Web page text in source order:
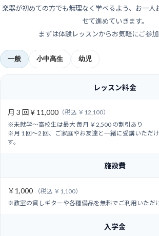
楽器が初めての方でも無理なく学べるよう、お一人
せて進めていきます。
まずは体験レッスンからお気軽にご参加
一般 小中高生 幼児
レッスン料金
月 3 回￥11,000 （税込 ￥12,100）
※未就学～高校生は最大 毎月 ￥2,500 の割引あり
※月 1 回～2 回、ご家庭やお友達と一緒に受講いただ
す。
施設費
￥1,000
（税込 ￥1,100）
※教室の貸しギターや各種備品を無料でご利用いただ
入学金